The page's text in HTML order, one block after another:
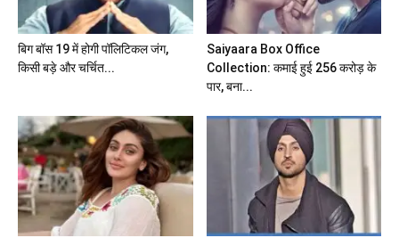
बिग बॉस 19 में होगी पॉलिटिकल जंग,
किसी बड़े और चर्चित...
Saiyaara Box Office
Collection: कमाई हुई 256 करोड़ के
पार, बना...